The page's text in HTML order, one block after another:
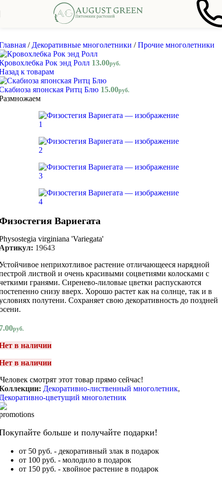
Skip to navigation Skip to main content
/ Декоративные многолетники / Прочие многолетники
Рок энд Ролл 13.00руб.
к товарам
японская Ритц Блю 15.00руб.
Вариегата
virginiana 'Variegata'
19643
неприхотливое растение отличающееся нарядной
листвой и очень красивыми соцветиями колосками с
гранями. Сиренево-лиловые цветки распускаются
снизу вверх. Хорошо растет как на солнце, так и в
полутени. Сохраняет свою декоративность до поздней
руб.
в наличии
в наличии
Человек смотрят этот товар прямо сейчас!
Декоративно-лиственный многолетник,
цветущий многолетник
больше и получайте подарки!
от 50 руб. - декоративный злак в подарок
от 100 руб. - молодило в подарок
от 150 руб. - хвойное растение в подарок